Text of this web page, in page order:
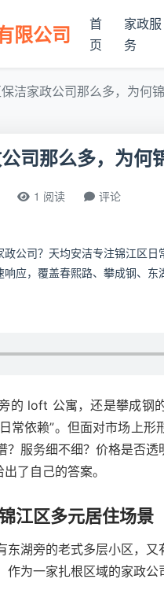
限公司
首
页
家政服
务
洁家政公司那么多，为何
司那么多，为何
1 阅读 评论
政公司？天均安洁专注锦江区
应，覆盖春熙路、攀成钢、东
的 loft 公寓，还是攀成钢
常依赖”。但面对市场上形
？服务细不细？价格是否
了自己的答案。
江区多元居住场景
东湖旁的老式多层小区，
为一家扎根区域的家政公